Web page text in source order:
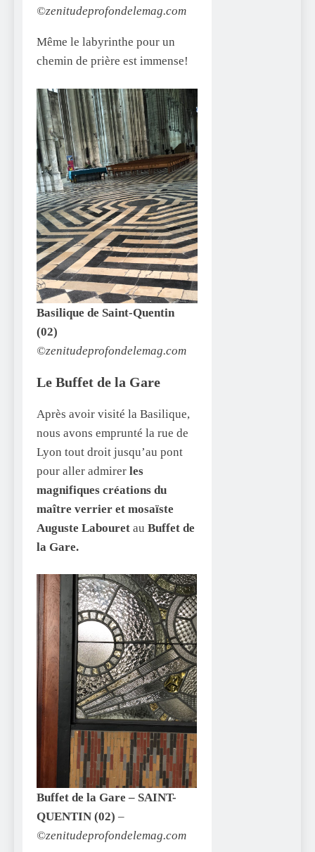
©zenitudeprofondelemag.com
Même le labyrinthe pour un
chemin de prière est immense!
Basilique de Saint-Quentin
(02)
©zenitudeprofondelemag.com
Le Buffet de la Gare
Après avoir visité la Basilique,
nous avons emprunté la rue de
Lyon tout droit jusqu’au pont
pour aller admirer les
magnifiques créations du
maître verrier et mosaïste
Auguste Labouret au Buffet de
la Gare.
Buffet de la Gare – SAINT-
QUENTIN (02)–
©zenitudeprofondelemag.com